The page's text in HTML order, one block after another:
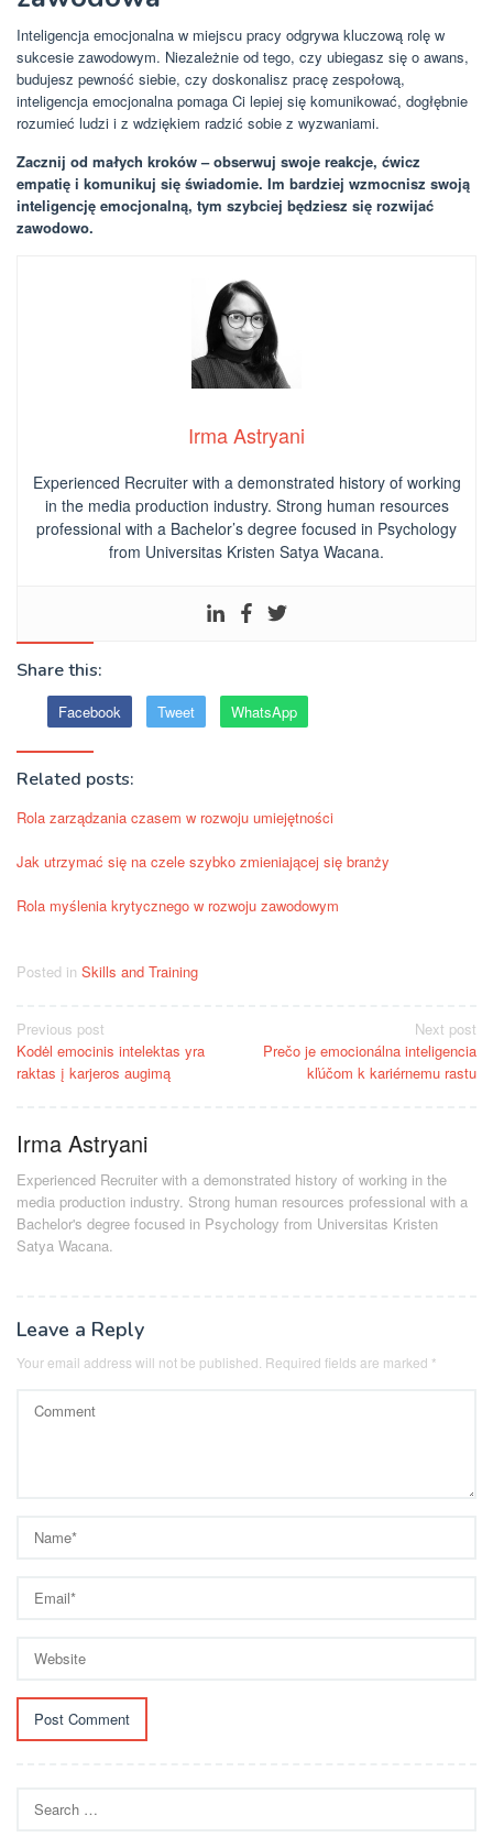
Inteligencja emocjonalna w miejscu pracy odgrywa kluczową rolę w
sukcesie zawodowym. Niezależnie od tego, czy ubiegasz się o awans,
budujesz pewność siebie, czy doskonalisz pracę zespołową,
inteligencja emocjonalna pomaga Ci lepiej się komunikować, dogłębnie
rozumieć ludzi i z wdziękiem radzić sobie z wyzwaniami.
Zacznij od małych kroków – obserwuj swoje reakcje, ćwicz
empatię i komunikuj się świadomie. Im bardziej wzmocnisz swoją
inteligencję emocjonalną, tym szybciej będziesz się rozwijać
zawodowo.
Irma Astryani
Experienced Recruiter with a demonstrated history of working
in the media production industry. Strong human resources
professional with a Bachelor’s degree focused in Psychology
from Universitas Kristen Satya Wacana.
Share this:
Facebook Tweet WhatsApp
Related posts:
Rola zarządzania czasem w rozwoju umiejętności
Jak utrzymać się na czele szybko zmieniającej się branży
Rola myślenia krytycznego w rozwoju zawodowym
Posted in Skills and Training
Post
navigation
Previous post
Kodėl emocinis intelektas yra
raktas į karjeros augimą
Next post
Prečo je emocionálna inteligencia
kľúčom k kariérnemu rastu
Irma Astryani
Experienced Recruiter with a demonstrated history of working in the
media production industry. Strong human resources professional with a
Bachelor's degree focused in Psychology from Universitas Kristen
Satya Wacana.
Leave a Reply
Your email address will not be published. Required fields are marked *
for: